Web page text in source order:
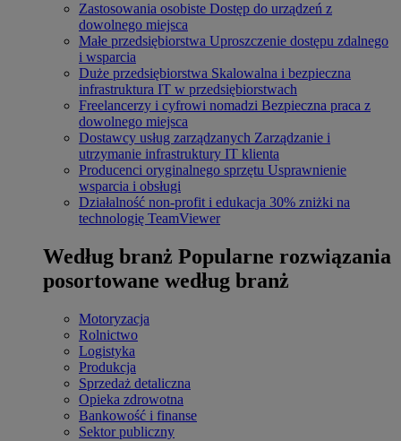
Zastosowania osobiste Dostęp do urządzeń z
dowolnego miejsca
Małe przedsiębiorstwa Uproszczenie dostępu zdalnego
i wsparcia
Duże przedsiębiorstwa Skalowalna i bezpieczna
infrastruktura IT w przedsiębiorstwach
Freelancerzy i cyfrowi nomadzi Bezpieczna praca z
dowolnego miejsca
Dostawcy usług zarządzanych Zarządzanie i
utrzymanie infrastruktury IT klienta
Producenci oryginalnego sprzętu Usprawnienie
wsparcia i obsługi
Działalność non-profit i edukacja 30% zniżki na
technologię TeamViewer
Według branż Popularne rozwiązania
posortowane według branż
Motoryzacja
Rolnictwo
Logistyka
Produkcja
Sprzedaż detaliczna
Opieka zdrowotna
Bankowość i finanse
Sektor publiczny